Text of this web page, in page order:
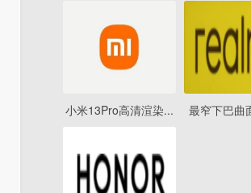
小米13Pro高清渲染... 最窄下巴曲